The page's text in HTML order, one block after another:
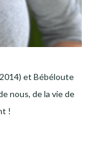
et Bébéloute
nous, de la vie de
!